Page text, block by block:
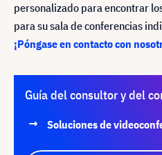
personalizado para encontrar
para su sala de conferencias
¡Póngase en contacto con
Guía del consultor y del
Soluciones de